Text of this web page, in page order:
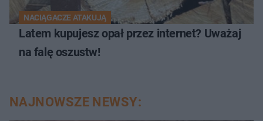
NACIĄGACZE ATAKUJĄ
Latem kupujesz opał przez internet? Uważaj
na falę oszustw!
NAJNOWSZE NEWSY: